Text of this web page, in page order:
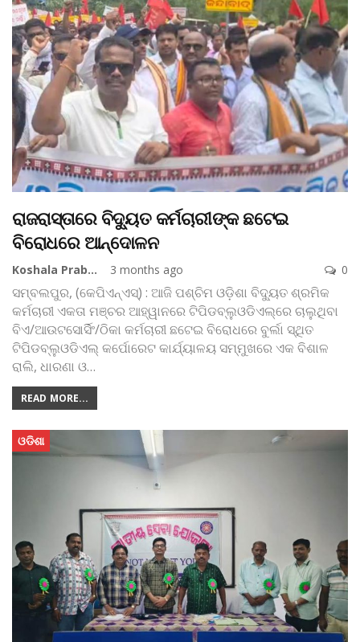
ରାଜରାସ୍ତାରେ ବିଦ୍ୟୁତ କର୍ମଚାରୀଙ୍କ ଛଟେଇ
ବିରୋଧରେ ଆନ୍ଦୋଳନ
Koshala Prabaha 3 months ago 0
ସମ୍ବଲପୁର, (କେପିଏନ୍‌ଏସ୍‌) : ଆଜି ପଶ୍ଚିମ ଓଡ଼ିଶା ବିଦ୍ୟୁତ ଶ୍ରମିକ
କର୍ମଚାରୀ ଏକତା ମଞ୍ଚର ଆହ୍ୱାନରେ ଟିପିଡବ୍ଲୁଓଡିଏଲ୍‌ରେ ଚାଲୁଥିବା
ବିଏ/ଆଉଟସୋର୍ସିଂ/ଠିକା କର୍ମଚାରୀ ଛଟେଇ ବିରୋଧରେ ବୁର୍ଲା ସ୍ଥିତ
ଟିପିଡବ୍ଲୁଓଡିଏଲ୍ କର୍ପୋରେଟ କାର୍ଯ୍ୟାଳୟ ସମ୍ମୁଖରେ ଏକ ବିଶାଳ
ରାଲି, ଧାରଣା ଓ…
READ MORE...
ଓଡିଶା